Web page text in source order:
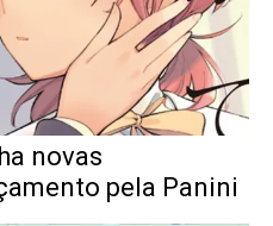
novas
pela Panini